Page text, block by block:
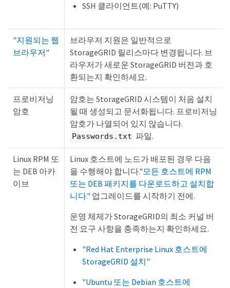
SSH 클라이언트(예: PuTTY)
"지원되는 웹
브라우저"
브라우저 지원은 일반적으로
StorageGRID 릴리스마다 변경됩니다. 브
라우저가 새로운 StorageGRID 버전과 호
환되는지 확인하세요.
프로비저닝
암호
암호는 StorageGRID 시스템이 처음 설치
될 때 생성되고 문서화됩니다. 프로비저닝
암호가 나열되어 있지 않습니다.
Passwords.txt 파일.
Linux RPM 또
는 DEB 아카
이브
Linux 호스트에 노드가 배포된 경우 다음
을 수행해야 합니다."모든 호스트에 RPM
또는 DEB 패키지를 다운로드하고 설치합
니다." 업그레이드를 시작하기 전에.
운영 체제가 StorageGRID의 최소 커널 버
전 요구 사항을 충족하는지 확인하세요.
"Red Hat Enterprise Linux 호스트에
StorageGRID 설치"
"Ubuntu 또는 Debian 호스트에